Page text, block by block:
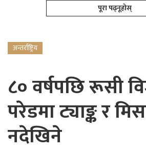
पूरा पढ्नूहोस्
अन्तर्राष्ट्रिय
८० वर्षपछि रूसी
परेडमा ट्याङ्क र
नदेखिने